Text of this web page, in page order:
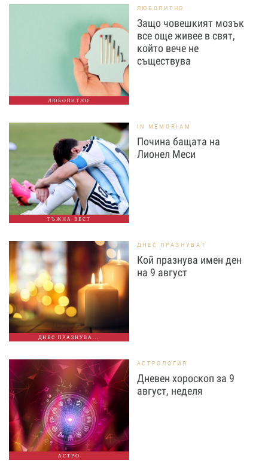
ЛЮБОПИТНО
ЛЮБОПИТНО
Защо човешкият мозък
все още живее в свят,
който вече не
съществува
ТЪЖНА ВЕСТ
IN MEMORIAM
Почина бащата на
Лионел Меси
ДНЕС ПРАЗНУВА...
ДНЕС ПРАЗНУВАТ
Кой празнува имен ден
на 9 август
АСТРО
АСТРОЛОГИЯ
Дневен хороскоп за 9
август, неделя